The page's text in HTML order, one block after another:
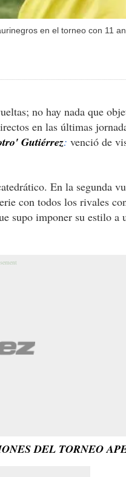
en el torneo con 11
no hay nada que
en las últimas
Gutiérrez: venció de
En la segunda
con todos los rivales
supo imponer su estilo a
DEL TORNEO